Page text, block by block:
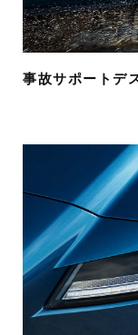
事故サポートデ